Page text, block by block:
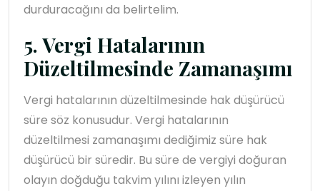
durduracağını da belirtelim.
5. Vergi Hatalarının
Düzeltilmesinde Zamanaşımı
Vergi hatalarının düzeltilmesinde hak düşürücü
süre söz konusudur. Vergi hatalarının
düzeltilmesi zamanaşımı dediğimiz süre hak
düşürücü bir süredir. Bu süre de vergiyi doğuran
olayın doğduğu takvim yılını izleyen yılın